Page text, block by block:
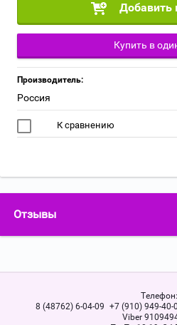
Добавить
Купить в
Производитель:
Россия
К сравнению
Отзывы
Телефон:
8 (48762) 6-04-09 +7 (910) 949-40-
Viber